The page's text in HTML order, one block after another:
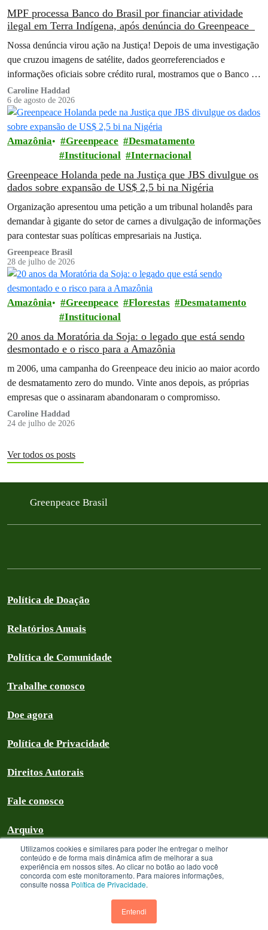
Utilizamos cookies e similares para poder lhe entregar o melhor
conteúdo e de forma mais dinâmica afim de melhorar a sua
experiência em nossos sites. Ao clicar no botão ao lado você
concorda com este monitoramento. Para maiores informações,
consulte nossa Política de Privacidade.
Entendi
MPF processa Banco do Brasil por financiar atividade
ilegal em Terra Indígena, após denúncia do Greenpeace
Nossa denúncia virou ação na Justiça! Depois de uma investigação
que cruzou imagens de satélite, dados georreferenciados e
informações oficiais sobre crédito rural, mostramos que o Banco do
Brasil financiou…
Caroline Haddad
6 de agosto de 2026
Amazônia Greenpeace
Desmatamento
Institucional
Internacional
Greenpeace Holanda pede na Justiça que JBS divulgue os
dados sobre expansão de US$ 2,5 bi na Nigéria
Organização apresentou uma petição a um tribunal holandês para
demandar à gigante do setor de carnes a divulgação de informações
para contestar suas políticas empresariais na Justiça.
Greenpeace Brasil
28 de julho de 2026
Amazônia Greenpeace Florestas
Desmatamento
Institucional
20 anos da Moratória da Soja: o legado que está sendo
desmontado e o risco para a Amazônia
m 2006, uma campanha do Greenpeace deu inicio ao maior acordo
de desmatamento zero do mundo. Vinte anos depois, as próprias
empresas que o assinaram abandonaram o compromisso.
Caroline Haddad
24 de julho de 2026
Ver todos os posts
Greenpeace Brasil
Política de Doação
Relatórios Anuais
Política de Comunidade
Trabalhe conosco
Doe agora
Política de Privacidade
Direitos Autorais
Fale conosco
Arquivo
Greenpeace Brasil 2026
sem fins lucrativos que goza de isenção com relação aos tributos federais
devidos sobre suas receitas próprias. A menos que especificado o contrário,
os textos neste site estão licenciados sob uma licença CC-BY International